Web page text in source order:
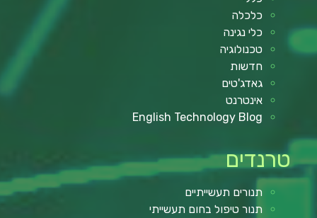
כלכלה
כלי נגינה
טכנולוגיה
חדשות
גאדג'טים
אינטרנט
English Technology Blog
טרנדים
תנורים תעשייתיים
תנור טיפול בחום תעשייתי